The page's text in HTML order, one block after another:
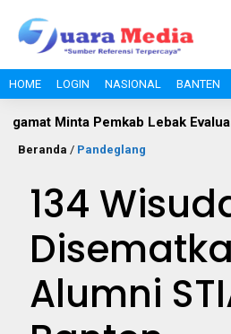
HOME LOGIN NASIONAL BANTEN
Pemkab Lebak Evaluasi Gate
Beranda / Pandeglang
134
Alumni